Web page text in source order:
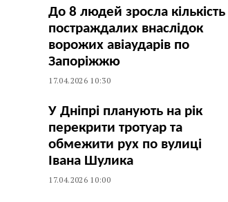
До 8 людей зросла кількість
постраждалих внаслідок
ворожих авіаударів по
Запоріжжю
17.04.2026 10:30
У Дніпрі планують на рік
перекрити тротуар та
обмежити рух по вулиці
Івана Шулика
17.04.2026 10:00